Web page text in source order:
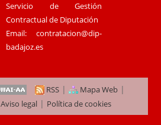
Servicio de Gestión
Contractual de Diputación
Email:contratacion@dip-
badajoz.es
RSS | Mapa Web |
Aviso legal| Política de cookies